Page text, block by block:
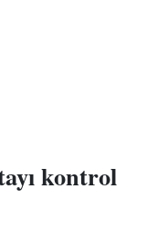
kontrol